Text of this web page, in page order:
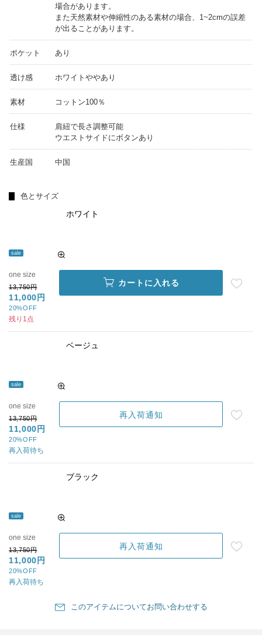
場合があります。
また天然素材や伸縮性のある素材の場合、1~2cmの誤差
が出ることがあります。
ポケット あり
透け感 ホワイトややあり
素材 コットン100％
仕様
肩紐で長さ調整可能
ウエストサイドにボタンあり
生産国 中国
色とサイズ
sale
ホワイト
one size
13,750円
11,000円
20%OFF
残り1点
カートに入れる
sale
ベージュ
one size
13,750円
11,000円
20%OFF
再入荷待ち
再入荷通知
sale
ブラック
one size
13,750円
11,000円
20%OFF
再入荷待ち
再入荷通知
このアイテムについてお問い合わせする